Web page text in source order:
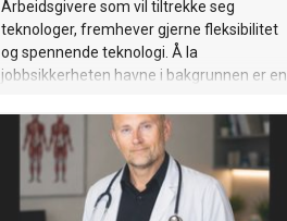
Arbeidsgivere som vil tiltrekke seg
teknologer, fremhever gjerne fleksibilitet
og spennende teknologi. Å la
jobbsikkerheten havne i bakgrunnen er en
svarer 66 prosent av teknologene at
jobbsikkerhet er viktig når de vurderer en
arbeidsgiver, mot 55 prosent blant de
øvrige respondentene.